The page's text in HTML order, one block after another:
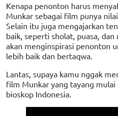
Kenapa penonton harus
Munkar sebagai film punya
Selain itu juga mengajarkan
baik, seperti sholat, puasa,
akan menginspirasi penonton
lebih baik dan bertaqwa.
Lantas, supaya kamu nggak
film Munkar yang tayang
bioskop Indonesia.